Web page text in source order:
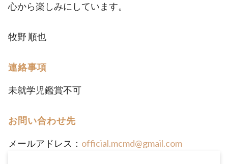
心から楽しみにしています。
牧野 順也
連絡事項
未就学児鑑賞不可
お問い合わせ先
メールアドレス： official.mcmd@gmail.com